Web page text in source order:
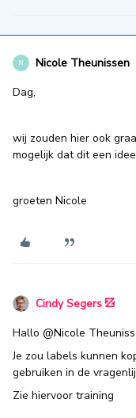
N Nicole Theunissen
Dag,
wij zouden hier ook
mogelijk dat dit een
groeten Nicole
Cindy Segers
Hallo ​ @Nicole
Je zou labels kunnen
gebruiken in de
Zie hiervoor training